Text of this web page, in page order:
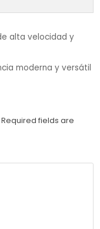
alta velocidad y
moderna y versátil
Required fields are